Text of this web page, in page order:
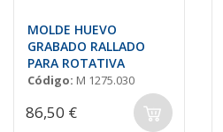
MOLDE HUEVO
GRABADO RALLADO
PARA ROTATIVA
Código: M 1275.030
86,50 €